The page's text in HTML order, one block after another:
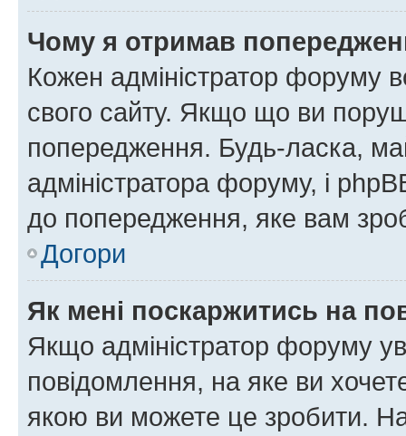
Чому я отримав
Кожен адміністратор форуму
свого сайту. Якщо що ви
попередження. Будь-ласка,
адміністратора форуму, і
до попередження, яке вам
Догори
Як мені поскаржитись на
Якщо адміністратор форуму
повідомлення, на яке ви
якою ви можете це зробити.